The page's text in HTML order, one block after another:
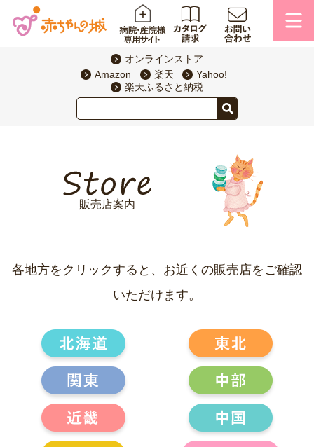
オンラインストア
Amazon
楽天
Yahoo!
楽天ふるさと納税
販売店案内
各地方をクリックすると、お近くの販売店をご確認
いただけます。